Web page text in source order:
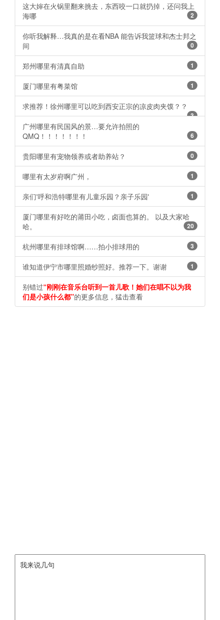
这大婶在火锅里翻来挑去，东西咬一口就扔掉，还问我上
海哪
2
你听我解释…我真的是在看NBA 能告诉我篮球和杰士邦之
间
0
郑州哪里有清真自助 1
厦门哪里有粤菜馆 1
求推荐！徐州哪里可以吃到西安正宗的凉皮肉夹馍？？
3
广州哪里有民国风的景…要允许拍照的
QMQ！！！！！！！
6
贵阳哪里有宠物领养或者助养站？ 0
哪里有太岁府啊广州， 1
亲们'呼和浩特哪里有儿童乐园？亲子乐园' 1
厦门哪里有好吃的莆田小吃，卤面也算的。 以及大家哈
哈。
20
杭州哪里有排球馆啊……拍小排球用的 3
谁知道伊宁市哪里照婚纱照好。推荐一下。谢谢 ​​​​ 1
别错过“刚刚在音乐台听到一首儿歌！她们在唱不以为我
们是小孩什么都”的更多信息，猛击查看